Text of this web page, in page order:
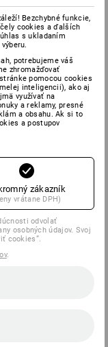
Bezchybné funkcie,
cookies a ďalších
s ukladaním
potrebujeme váš
zhromažďovať
pomocou cookies
inteligencii), ako aj
využívať na
a reklamy, presné
a obsahu. Ak si to
a postupov
zákazník
vrátane DPH)
odvolať
osobných údajov. Svoj
cookies“.
.